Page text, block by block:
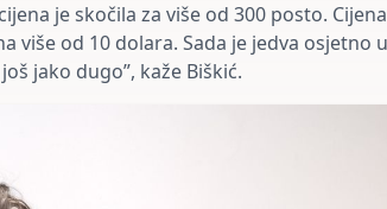
je skočila za više od 300 posto.
više od 10 dolara. Sada je jedva osjetno
jako dugo”, kaže Biškić.